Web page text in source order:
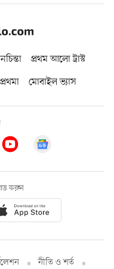
প্রথম আলো ট্রাস্ট
প্রথমা মোবাইল ভ্যাস
করুন
নীতি ও শর্ত